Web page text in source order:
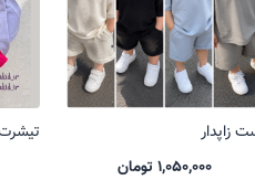
زاپدار
1,050,000 تومان